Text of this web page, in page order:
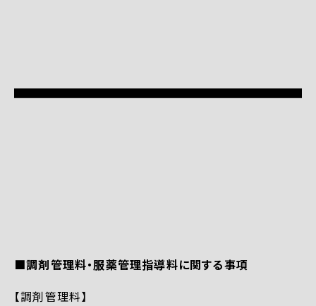
■調剤管理料・服薬管理指導料に関する事項
【調剤管理料】